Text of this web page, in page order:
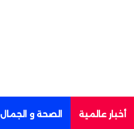
أخبار عالمية الصحة و الجمال